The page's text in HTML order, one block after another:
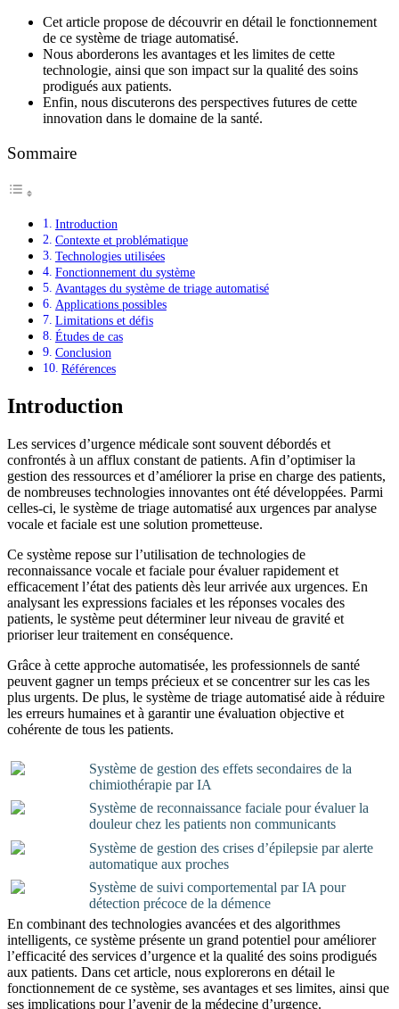
Cet article propose de découvrir en détail le fonctionnement
de ce système de triage automatisé.
Nous aborderons les avantages et les limites de cette
technologie, ainsi que son impact sur la qualité des soins
prodigués aux patients.
Enfin, nous discuterons des perspectives futures de cette
innovation dans le domaine de la santé.
Sommaire
Introduction
Contexte et problématique
Technologies utilisées
Fonctionnement du système
Avantages du système de triage automatisé
Applications possibles
Limitations et défis
Études de cas
Conclusion
Références
Introduction
Les services d’urgence médicale sont souvent débordés et
confrontés à un afflux constant de patients. Afin d’optimiser la
gestion des ressources et d’améliorer la prise en charge des patients,
de nombreuses technologies innovantes ont été développées. Parmi
celles-ci, le système de triage automatisé aux urgences par analyse
vocale et faciale est une solution prometteuse.
Ce système repose sur l’utilisation de technologies de
reconnaissance vocale et faciale pour évaluer rapidement et
efficacement l’état des patients dès leur arrivée aux urgences. En
analysant les expressions faciales et les réponses vocales des
patients, le système peut déterminer leur niveau de gravité et
prioriser leur traitement en conséquence.
Grâce à cette approche automatisée, les professionnels de santé
peuvent gagner un temps précieux et se concentrer sur les cas les
plus urgents. De plus, le système de triage automatisé aide à réduire
les erreurs humaines et à garantir une évaluation objective et
cohérente de tous les patients.
Système de gestion des effets secondaires de la
chimiothérapie par IA
Système de reconnaissance faciale pour évaluer la
douleur chez les patients non communicants
Système de gestion des crises d’épilepsie par alerte
automatique aux proches
Système de suivi comportemental par IA pour
détection précoce de la démence
En combinant des technologies avancées et des algorithmes
intelligents, ce système présente un grand potentiel pour améliorer
l’efficacité des services d’urgence et la qualité des soins prodigués
aux patients. Dans cet article, nous explorerons en détail le
fonctionnement de ce système, ses avantages et ses limites, ainsi que
ses implications pour l’avenir de la médecine d’urgence.